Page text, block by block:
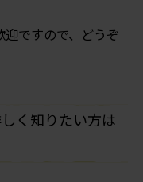
ですので、どうぞ
く知りたい方は